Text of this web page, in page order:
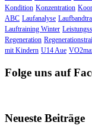
Kondition Konzentration
ABC Laufanalyse
Lauftraining Winter
Regeneration
mit Kindern U14 Aue
Folge uns auf
Neueste Beiträge